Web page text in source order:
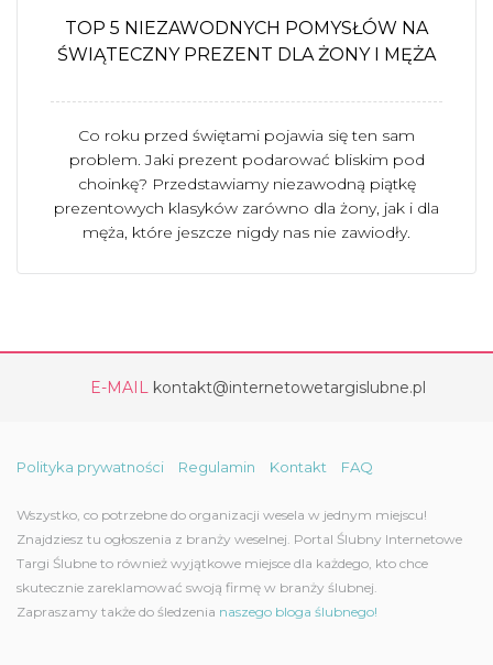
TOP 5 NIEZAWODNYCH POMYSŁÓW NA
ŚWIĄTECZNY PREZENT DLA ŻONY I MĘŻA
Co roku przed świętami pojawia się ten sam
problem. Jaki prezent podarować bliskim pod
choinkę? Przedstawiamy niezawodną piątkę
prezentowych klasyków zarówno dla żony, jak i dla
męża, które jeszcze nigdy nas nie zawiodły.
E-MAIL kontakt@internetowetargislubne.pl
Polityka prywatności Regulamin Kontakt FAQ
Wszystko, co potrzebne do organizacji wesela w jednym miejscu!
Znajdziesz tu ogłoszenia z branży weselnej. Portal Ślubny Internetowe
Targi Ślubne to również wyjątkowe miejsce dla każdego, kto chce
skutecznie zareklamować swoją firmę w branży ślubnej.
Zapraszamy także do śledzenia naszego bloga ślubnego!